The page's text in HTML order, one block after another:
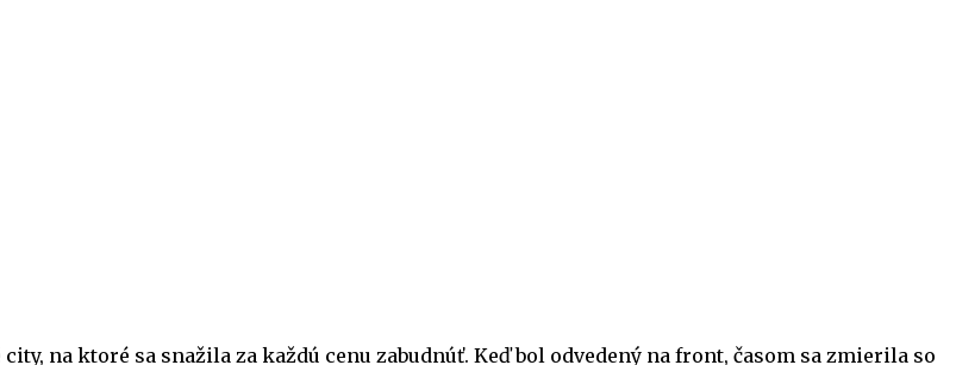
na ktoré sa snažila za každú cenu zabudnúť. Keď bol odvedený na front, časom sa zmierila so